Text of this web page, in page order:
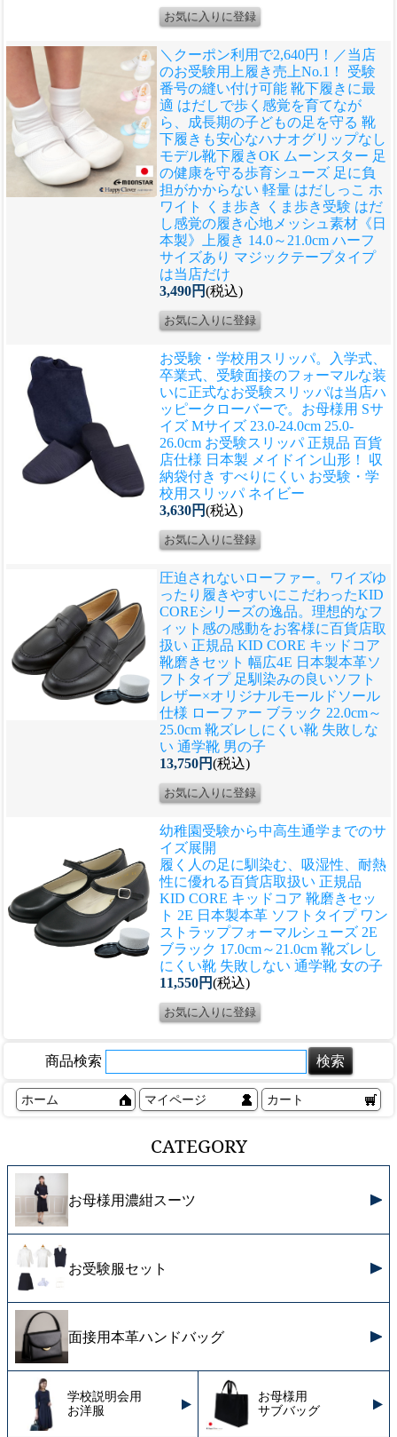
＼クーポン利用で2,640円！／当店
のお受験用上履き売上No.1！ 受験
番号の縫い付け可能 靴下履きに最
適 はだしで歩く感覚を育てなが
ら、成長期の子どもの足を守る 靴
下履きも安心なハナオグリップなし
モデル靴下履きOK ムーンスター 足
の健康を守る歩育シューズ 足に負
担がかからない 軽量 はだしっこ ホ
ワイト くま歩き くま歩き受験 はだ
し感覚の履き心地メッシュ素材《日
本製》上履き 14.0～21.0cm ハーフ
サイズあり マジックテープタイプ
は当店だけ
3,490円(税込)
お受験・学校用スリッパ。入学式、
卒業式、受験面接のフォーマルな装
いに正式なお受験スリッパは当店ハ
ッピークローバーで。 お母様用 Sサ
イズ Mサイズ 23.0-24.0cm 25.0-
26.0cm お受験スリッパ 正規品 百貨
店仕様 日本製 メイドイン山形！ 収
納袋付き すべりにくい お受験・学
校用スリッパ ネイビー
3,630円(税込)
圧迫されないローファー。ワイズゆ
ったり履きやすいにこだわったKID
COREシリーズの逸品。理想的なフ
ィット感の感動をお客様に百貨店取
扱い 正規品 KID CORE キッドコア
靴磨きセット 幅広4E 日本製本革ソ
フトタイプ 足馴染みの良いソフト
レザー×オリジナルモールドソール
仕様 ローファー ブラック 22.0cm～
25.0cm 靴ズレしにくい靴 失敗しな
い 通学靴 男の子
13,750円(税込)
幼稚園受験から中高生通学までのサ
イズ展開
履く人の足に馴染む、吸湿性、耐熱
性に優れる百貨店取扱い 正規品
KID CORE キッドコア 靴磨きセッ
ト 2E 日本製本革 ソフトタイプ ワン
ストラップフォーマルシューズ 2E
ブラック 17.0cm～21.0cm 靴ズレし
にくい靴 失敗しない 通学靴 女の子
11,550円(税込)
商品検索
ホーム マイページ カート
CATEGORY
お母様用濃紺スーツ
お受験服セット
面接用本革ハンドバッグ
学校説明会用
お洋服
お母様用
サブバッグ